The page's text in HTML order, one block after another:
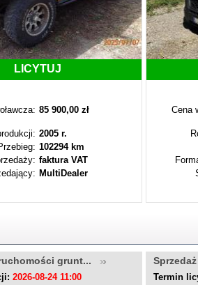
LICYTUJ
85 900,00 zł
2005 r.
102294 km
faktura VAT
MultiDealer
Cena
grunt...
2026-08-24 11:00 Termin